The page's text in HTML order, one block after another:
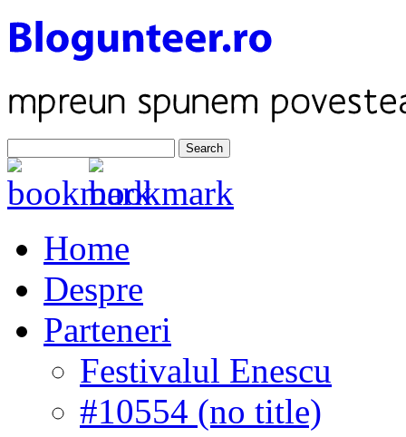
Home
Despre
Parteneri
Festivalul Enescu
#10554 (no title)